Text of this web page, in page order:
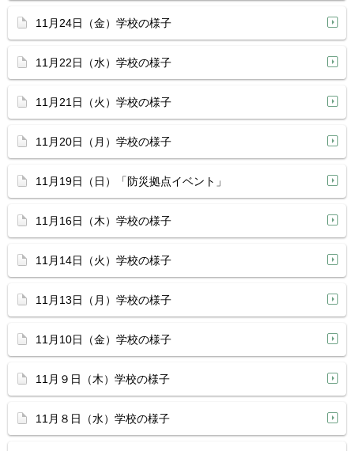
11月24日（金）学校の様子
11月22日（水）学校の様子
11月21日（火）学校の様子
11月20日（月）学校の様子
11月19日（日）「防災拠点イベント」
11月16日（木）学校の様子
11月14日（火）学校の様子
11月13日（月）学校の様子
11月10日（金）学校の様子
11月９日（木）学校の様子
11月８日（水）学校の様子